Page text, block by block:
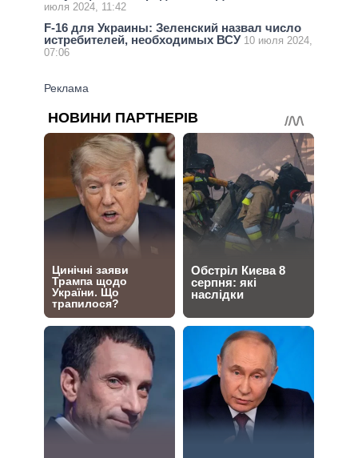
июля 2024, 11:42
F-16 для Украины: Зеленский назвал число
истребителей, необходимых ВСУ 10 июля 2024,
07:06